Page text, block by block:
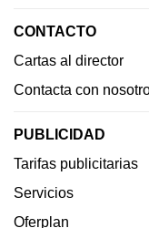
CONTACTO
Cartas al director
Contacta con
PUBLICIDAD
Tarifas publicitarias
Servicios
Oferplan